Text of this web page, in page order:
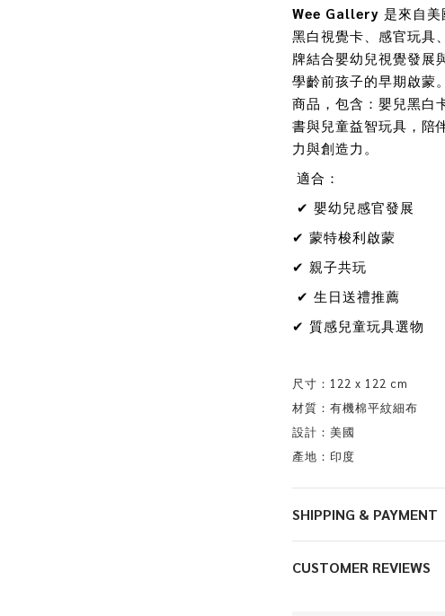
Wee Gallery 是來自美
黑白視覺卡、感官玩具
牌結合嬰幼兒視覺發展
學齡前孩子的早期啟蒙
商品，包含：嬰兒黑白
書與兒童益智玩具，陪
力與創造力。
適合：
✔ 嬰幼兒感官發展
✔ 蒙特梭利啟蒙
✔ 親子共玩
✔ 生日送禮推薦
✔ 質感兒童玩具選物
尺寸：122 x 122 cm
材質：有機棉平紋細布
設計：美國
產地：印度
SHIPPING & PAYMENT
CUSTOMER REVIEWS